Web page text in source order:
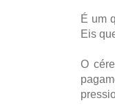
É um
Eis
O